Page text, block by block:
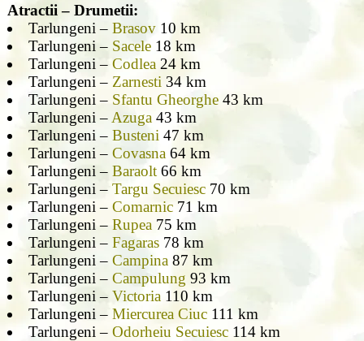
Atractii – Drumetii:
Tarlungeni – Brasov10 km
Tarlungeni – Sacele18 km
Tarlungeni – Codlea24 km
Tarlungeni – Zarnesti 34 km
Tarlungeni – Sfantu Gheorghe43 km
Tarlungeni – Azuga 43 km
Tarlungeni – Busteni 47 km
Tarlungeni – Covasna64 km
Tarlungeni – Baraolt66 km
Tarlungeni – Targu Secuiesc70 km
Tarlungeni – Comarnic71 km
Tarlungeni – Rupea 75 km
Tarlungeni – Fagaras78 km
Tarlungeni – Campina87 km
Tarlungeni – Campulung 93 km
Tarlungeni – Victoria110 km
Tarlungeni – Miercurea Ciuc111 km
Tarlungeni – Odorheiu Secuiesc114 km